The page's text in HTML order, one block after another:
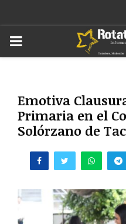
PRIMARY
Emotiva
Primaria en el
Solórzano de